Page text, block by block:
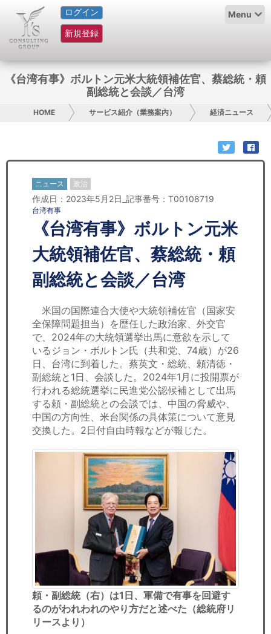
ログイン
新規登録
Menu
HOME
サービス紹介
コラム
お問い合わせ
日本人にPR
コンサルティング
リサーチ
セミナー
労務顧問
ＩＴ
飲食店情報
《台湾有事》ボルトン元米大統領補佐官、蔡総統・頼
副総統と会談／台湾
HOME サービス紹介（業務案内） 経済ニュース
ニュース 政治
作成日：2023年5月2日_記事番号：T00108719
台湾有事
《台湾有事》ボルトン元米
大統領補佐官、蔡総統・頼
副総統と会談／台湾
米国の国際連合大使や大統領補佐官（国家安
全保障問題担当）を歴任した政治家、外交官
で、2024年の大統領選挙出馬に意欲を示して
いるジョン・ボルトン氏（共和党、74歳）が26
日、台湾に到着した。蔡英文・総統、頼清徳・
副総統と1日、会談した。2024年1月に投開票が
行われる総統選挙に民進党公認候補として出馬
する頼・副総統との会談では、中国の脅威や、
中国の方向性、米台関係の具体策について意見
交換した。2日付自由時報などが報じた。
頼・副総統（右）は1日、軍備で有事を回避す
るのがわれわれのやり方だと述べた（総統府リ
リースより）